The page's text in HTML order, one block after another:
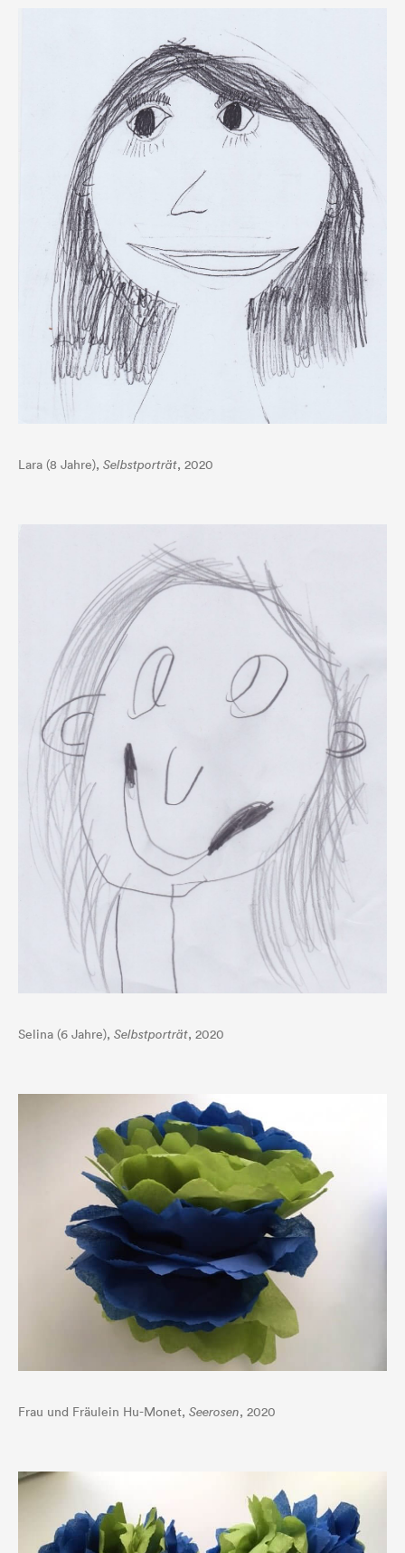
Lara (8 Jahre), Selbstporträt, 2020
Selina (6 Jahre), Selbstporträt, 2020
Frau und Fräulein Hu-Monet, Seerosen, 2020